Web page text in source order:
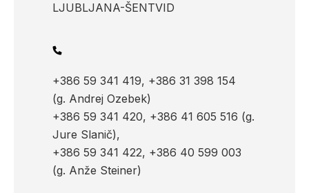
LJUBLJANA-ŠENTVID
+386 59 341 419, +386 31 398 154
(g. Andrej Ozebek)
+386 59 341 420, +386 41 605 516 (g.
Jure Slanič),
+386 59 341 422, +386 40 599 003
(g. Anže Steiner)